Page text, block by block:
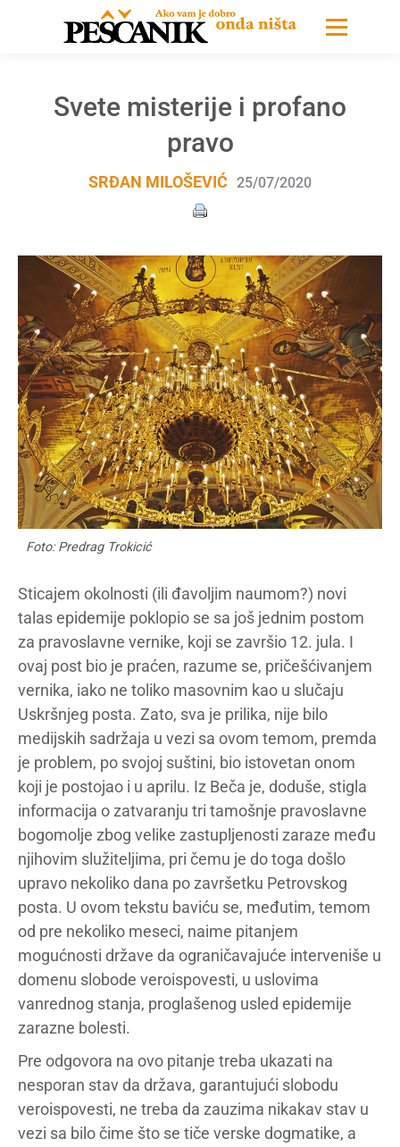
Svete misterije i profano
pravo
SRĐAN MILOŠEVIĆ 25/07/2020
Foto: Predrag Trokicić
Sticajem okolnosti (ili đavoljim naumom?) novi
talas epidemije poklopio se sa još jednim postom
za pravoslavne vernike, koji se završio 12. jula. I
ovaj post bio je praćen, razume se, pričešćivanjem
vernika, iako ne toliko masovnim kao u slučaju
Uskršnjeg posta. Zato, sva je prilika, nije bilo
medijskih sadržaja u vezi sa ovom temom, premda
je problem, po svojoj suštini, bio istovetan onom
koji je postojao i u aprilu. Iz Beča je, doduše, stigla
informacija o zatvaranju tri tamošnje pravoslavne
bogomolje zbog velike zastupljenosti zaraze među
njihovim služiteljima, pri čemu je do toga došlo
upravo nekoliko dana po završetku Petrovskog
posta. U ovom tekstu baviću se, međutim, temom
od pre nekoliko meseci, naime pitanjem
mogućnosti države da ograničavajuće interveniše u
domenu slobode veroispovesti, u uslovima
vanrednog stanja, proglašenog usled epidemije
zarazne bolesti.
Pre odgovora na ovo pitanje treba ukazati na
nesporan stav da država, garantujući slobodu
veroispovesti, ne treba da zauzima nikakav stav u
vezi sa bilo čime što se tiče verske dogmatike, a